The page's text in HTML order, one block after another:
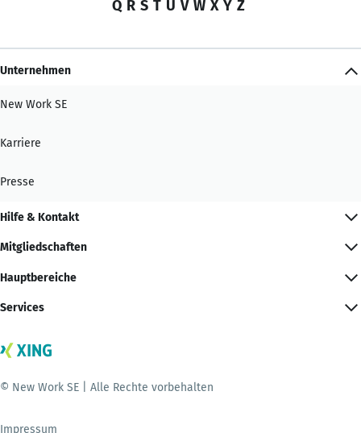
Q R S T U V W X Y Z
Unternehmen
New Work SE
Karriere
Presse
Hilfe & Kontakt
Mitgliedschaften
Hauptbereiche
Services
© New Work SE | Alle Rechte vorbehalten
Impressum